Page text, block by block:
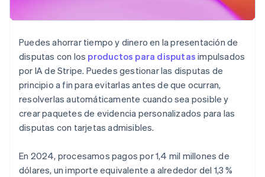
Puedes ahorrar tiempo y dinero en la presentación de
disputas con los productos para disputas impulsados
por IA de Stripe. Puedes gestionar las disputas de
principio a fin para evitarlas antes de que ocurran,
resolverlas automáticamente cuando sea posible y
crear paquetes de evidencia personalizados para las
disputas con tarjetas admisibles.
En 2024, procesamos pagos por 1,4 mil millones de
dólares, un importe equivalente a alrededor del 1,3 %